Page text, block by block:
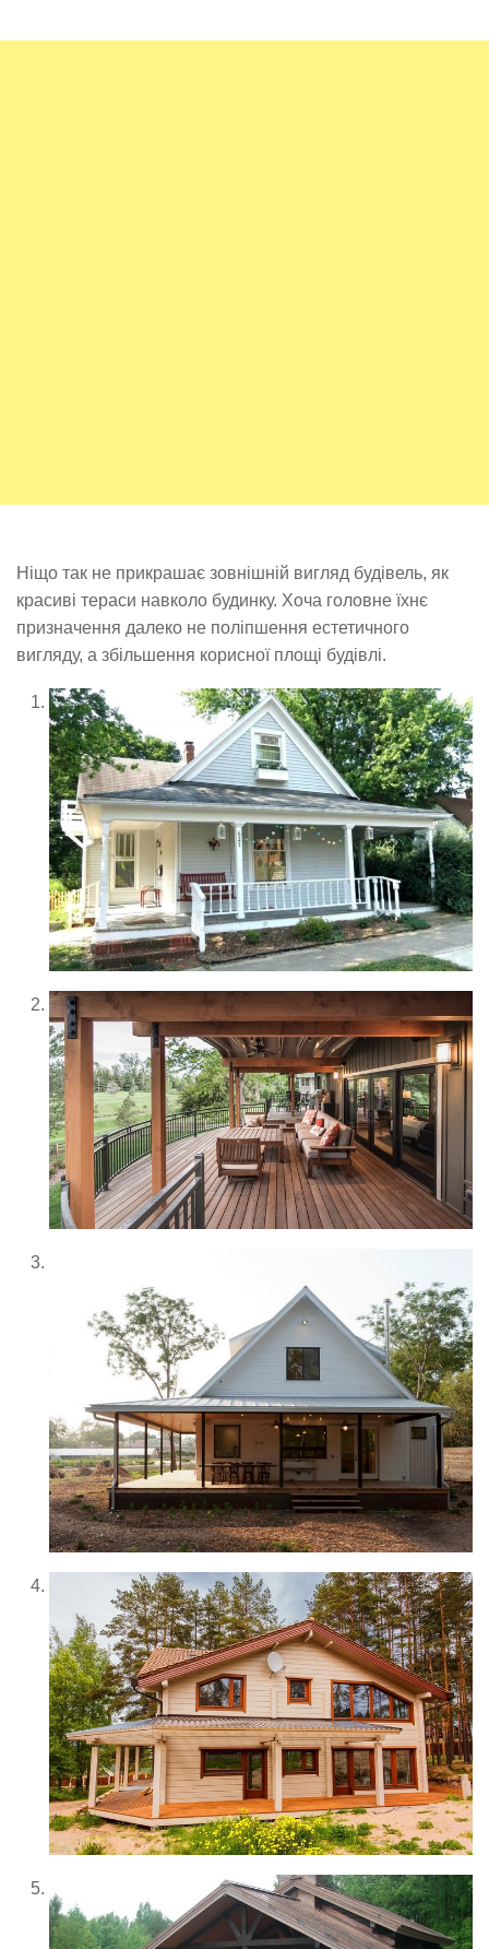
Ніщо так не прикрашає зовнішній вигляд будівель, як
красиві тераси навколо будинку. Хоча головне їхнє
призначення далеко не поліпшення естетичного
вигляду, а збільшення корисної площі будівлі.